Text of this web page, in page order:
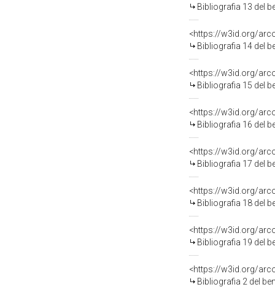
Bibliografia 13 del
<https://w3id.org/
Bibliografia 14 del
<https://w3id.org/
Bibliografia 15 del
<https://w3id.org/
Bibliografia 16 del
<https://w3id.org/
Bibliografia 17 del
<https://w3id.org/
Bibliografia 18 del
<https://w3id.org/
Bibliografia 19 del
<https://w3id.org/
Bibliografia 2 del